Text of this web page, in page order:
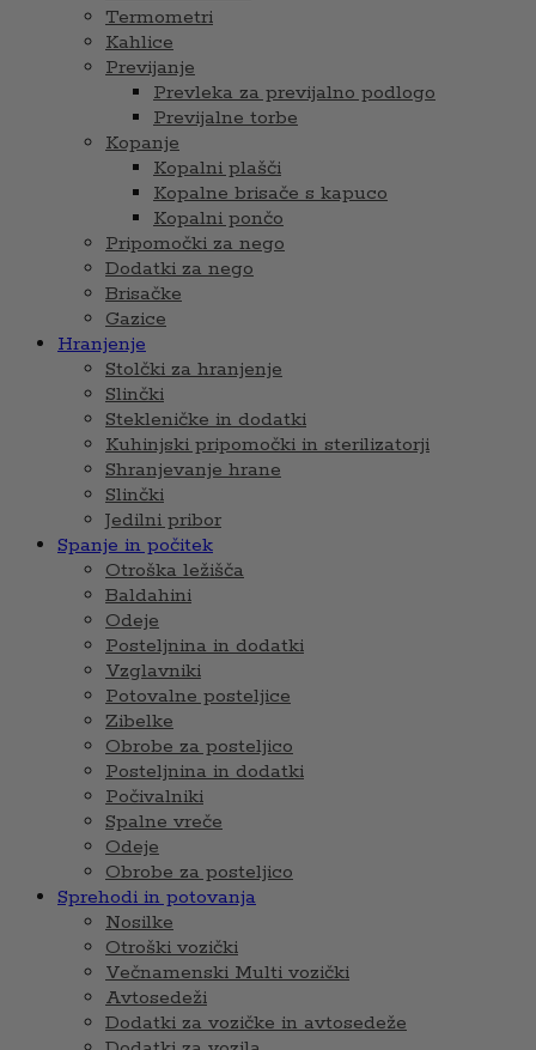
Termometri
Kahlice
Previjanje
Prevleka za previjalno podlogo
Previjalne torbe
Kopanje
Kopalni plašči
Kopalne brisače s kapuco
Kopalni pončo
Pripomočki za nego
Dodatki za nego
Brisačke
Gazice
Hranjenje
Stolčki za hranjenje
Slinčki
Stekleničke in dodatki
Kuhinjski pripomočki in sterilizatorji
Shranjevanje hrane
Slinčki
Jedilni pribor
Spanje in počitek
Otroška ležišča
Baldahini
Odeje
Posteljnina in dodatki
Vzglavniki
Potovalne posteljice
Zibelke
Obrobe za posteljico
Posteljnina in dodatki
Počivalniki
Spalne vreče
Odeje
Obrobe za posteljico
Sprehodi in potovanja
Nosilke
Otroški vozički
Večnamenski Multi vozički
Avtosedeži
Dodatki za vozičke in avtosedeže